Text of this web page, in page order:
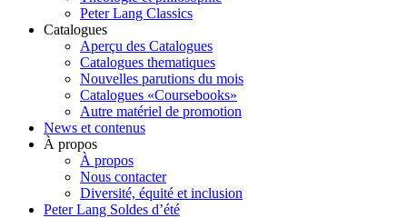
Peter Lang Classics
Catalogues
Aperçu des Catalogues
Catalogues thematiques
Nouvelles parutions du mois
Catalogues «Coursebooks»
Autre matériel de promotion
News et contenus
À propos
À propos
Nous contacter
Diversité, équité et inclusion
Peter Lang Soldes d’été